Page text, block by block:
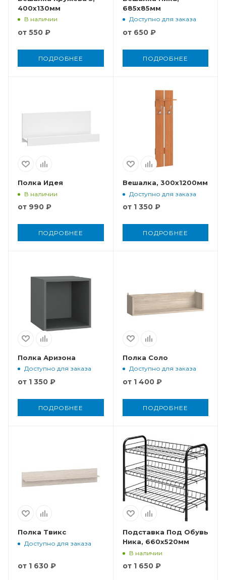
400x130мм
В наличии
от 550 ₽
ПОДРОБНЕЕ
685x85мм
Доступно для заказа
от 650 ₽
ПОДРОБНЕЕ
Полка Идея
В наличии
от 990 ₽
ПОДРОБНЕЕ
Вешалка, 300x1200мм
Доступно для заказа
от 1 350 ₽
ПОДРОБНЕЕ
Полка Аризона
Доступно для заказа
от 1 350 ₽
ПОДРОБНЕЕ
Полка Соло
Доступно для заказа
от 1 400 ₽
ПОДРОБНЕЕ
Полка Твикс
Доступно для заказа
от 1 630 ₽
Подставка Под Обувь
Ника, 660x520мм
В наличии
от 1 650 ₽